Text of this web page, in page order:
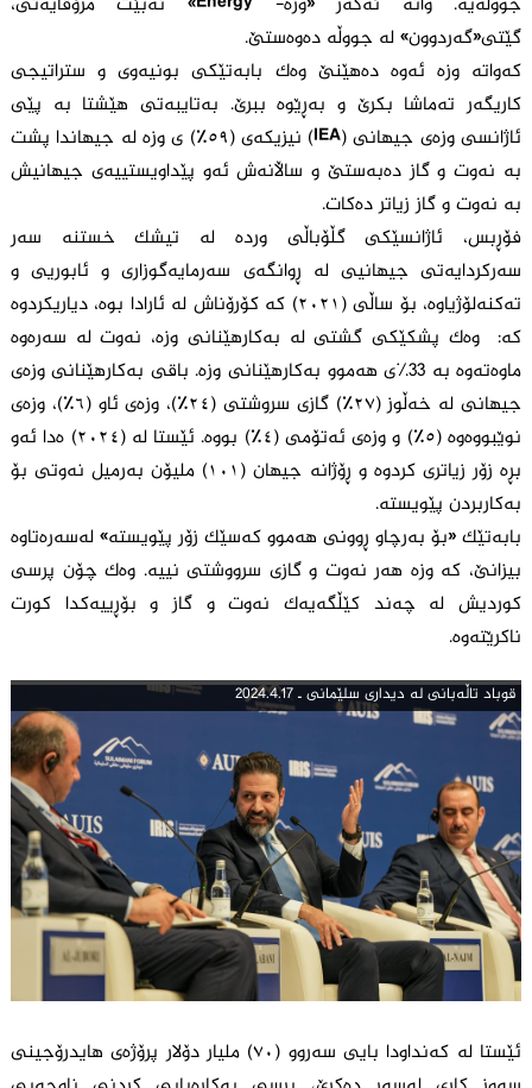
جووڵەیە. واتە ئەگەر «وزە- Energy» نەبێت مرۆڤایەتی،
گێتی«گەردوون» لە جووڵە دەوەستێ.
کەواتە وزە ئەوە دەهێنێ وەک بابەتێکی بونیەوی و ستراتیجی
کاریگەر تەماشا بکرێ و بەڕێوە ببرێ. بەتایبەتی هێشتا بە پێی
ئاژانسی وزەی جیهانی (IEA) نیزیکەی (٥٩٪) ی وزە لە جیهاندا پشت
بە نەوت و گاز دەبەستێ و ساڵانەش ئەو پێداویستییەی جیهانیش
بە نەوت و گاز زیاتر دەکات.
فۆڕبس، ئاژانسێکی گڵۆباڵی وردە لە تیشک خستنە سەر
سەرکردایەتی جیهانیی لە ڕوانگەی سەرمایەگوزاری و ئابوریی و
تەکنەلۆژیاوە، بۆ ساڵی (٢٠٢١) کە کۆرۆناش لە ئارادا بوە، دیاریکردوە
کە: وەک پشکێکی گشتی لە بەکارهێنانی وزە، نەوت لە سەرەوە
ماوەتەوە بە 33%ی هەموو بەکارهێنانی وزە. باقی بەکارهێنانی وزەی
جیهانی لە خەڵوز (٢٧٪) گازی سروشتی (٢٤٪)، وزەی ئاو (٦٪)، وزەی
نوێبووەوە (٥٪) و وزەی ئەتۆمی (٤٪) بووە. ئێستا لە (٢٠٢٤) ەدا ئەو
بڕە زۆر زیاتری کردوە و ڕۆژانە جیهان (١٠١) ملیۆن بەرمیل نەوتی بۆ
بەکاربردن پێویستە.
بابەتێک «بۆ بەرچاو ڕوونی هەموو کەسێک زۆر پێویستە» لەسەرەتاوە
بیزانێ، کە وزە هەر نەوت و گازی سرووشتی نییە. وەک چۆن پرسی
کوردیش لە چەند کێڵگەیەک نەوت و گاز و بۆڕییەکدا کورت
ناکرێتەوە.
قوباد تاڵه‌بانی له‌ دیداری سلێمانى ـ 2024.4.17
ئێستا لە کەنداودا بایی سەروو (٧٠) ملیار دۆلار پرۆژەی هایدرۆجینی